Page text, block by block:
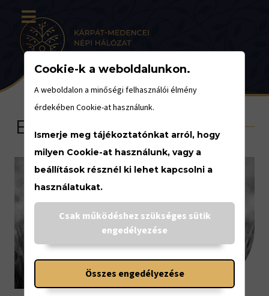
Eseménynaptár
<
10.
Cookie-k a weboldalunkon.
A weboldalon a minőségi felhasználói élmény
érdekében Cookie-at használunk.
Ismerje meg tájékoztatónkat arról, hogy
milyen Cookie-at használunk, vagy a
beállítások résznél ki lehet kapcsolni a
használatukat.
Csak működéshez szükséges sütik
engedélyezése
Összes engedélyezése